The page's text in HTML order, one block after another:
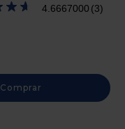
4.6667000 (3)
Comprar